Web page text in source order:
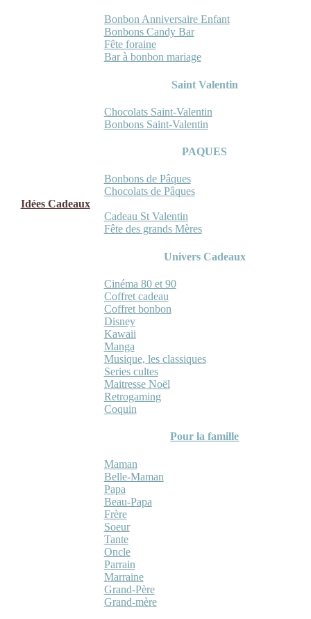
Bonbon Anniversaire Enfant
Bonbons Candy Bar
Fête foraine
Bar à bonbon mariage
Saint Valentin
Chocolats Saint-Valentin
Bonbons Saint-Valentin
PAQUES
Bonbons de Pâques
Chocolats de Pâques
Idées Cadeaux
Cadeau St Valentin
Fête des grands Mères
Univers Cadeaux
Cinéma 80 et 90
Coffret cadeau
Coffret bonbon
Disney
Kawaii
Manga
Musique, les classiques
Series cultes
Maitresse Noël
Retrogaming
Coquin
Pour la famille
Maman
Belle-Maman
Papa
Beau-Papa
Frère
Soeur
Tante
Oncle
Parrain
Marraine
Grand-Père
Grand-mère